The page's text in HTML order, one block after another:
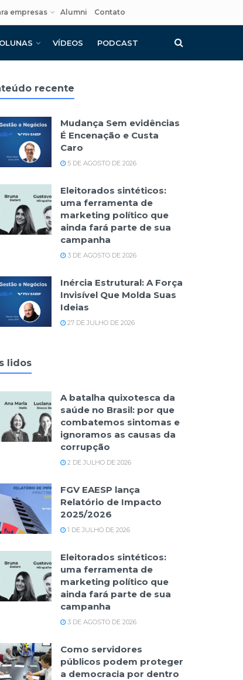
empresas Alumni Contato
VÍDEOS PODCAST
recente
Mudança Sem evidências
É Encenação e Custa
Caro
5 DE AGOSTO DE 2026
Eleitorados sintéticos:
uma ferramenta de
marketing político que
ainda fará parte de sua
campanha
3 DE AGOSTO DE 2026
Inércia Estrutural: A Força
Invisível Que Molda Suas
Ideias
27 DE JULHO DE 2026
lidos
A batalha quixotesca da
saúde no Brasil: por que
combatemos sintomas e
ignoramos as causas da
corrupção
2 DE JULHO DE 2026
FGV EAESP lança
Relatório de Impacto
2025/2026
1 DE JULHO DE 2026
Eleitorados sintéticos:
uma ferramenta de
marketing político que
ainda fará parte de sua
campanha
3 DE AGOSTO DE 2026
Como servidores
públicos podem proteger
a democracia por dentro